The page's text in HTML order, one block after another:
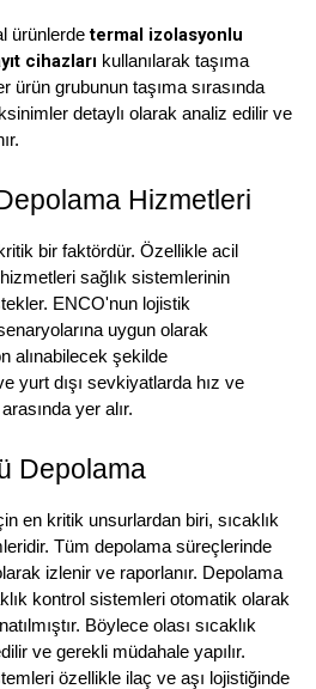
ürünlerde termal izolasyonlu
cihazları kullanılarak taşıma
ürün grubunun taşıma sırasında
detaylı olarak analiz edilir ve
Hizmetleri
bir faktördür. Özellikle acil
sağlık sistemlerinin
ENCO'nun lojistik
uygun olarak
alınabilecek şekilde
yurt dışı sevkiyatlarda hız ve
yer alır.
Depolama
en kritik unsurlardan biri, sıcaklık
Tüm depolama süreçlerinde
izlenir ve raporlanır. Depolama
kontrol sistemleri otomatik olarak
Böylece olası sıcaklık
ve gerekli müdahale yapılır.
özellikle ilaç ve aşı lojistiğinde